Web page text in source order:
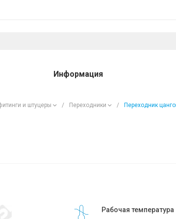
Информация
и штуцеры / Переходники / Переходник
Рабочая температура